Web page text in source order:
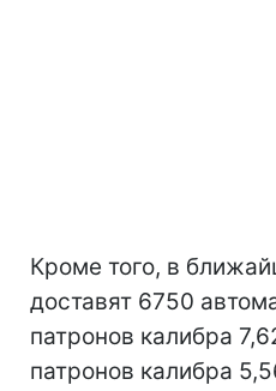
Кроме того, в
доставят 6750
патронов калибра
патронов калибра